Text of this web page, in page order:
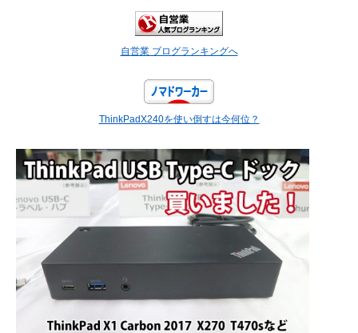
自営業 ブログランキングへ
ThinkPadX240を使い倒すは今何位？